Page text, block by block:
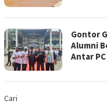
Gontor
Alumni
Antar
Cari